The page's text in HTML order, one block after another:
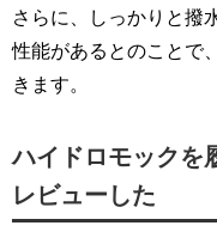
さらに、しっかりと撥
性能があるとのことで
きます。
ハイドロモック
レビューした